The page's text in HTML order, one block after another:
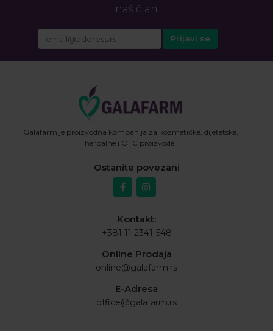
naš član
Galafarm je proizvodna kompanija za kozmetičke, dijetetske,
herbalne i OTC proizvode.
Ostanite povezani
Kontakt:
+381 11 2341-548
Online Prodaja
online@galafarm.rs
E-Adresa
office@galafarm.rs